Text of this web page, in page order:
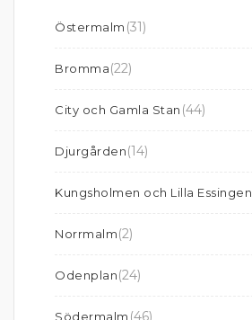
Östermalm (31)
Bromma(22)
City och Gamla Stan (44)
Djurgården(14)
Kungsholmen och Lilla Essingen
Norrmalm(2)
Odenplan(24)
Södermalm (46)